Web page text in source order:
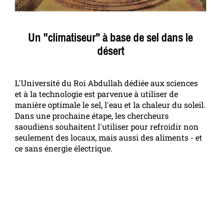
Un "climatiseur" à base de sel dans le
désert
L'Université du Roi Abdullah dédiée aux sciences
et à la technologie est parvenue à utiliser de
manière optimale le sel, l'eau et la chaleur du soleil.
Dans une prochaine étape, les chercheurs
saoudiens souhaitent l'utiliser pour refroidir non
seulement des locaux, mais aussi des aliments - et
ce sans énergie électrique.